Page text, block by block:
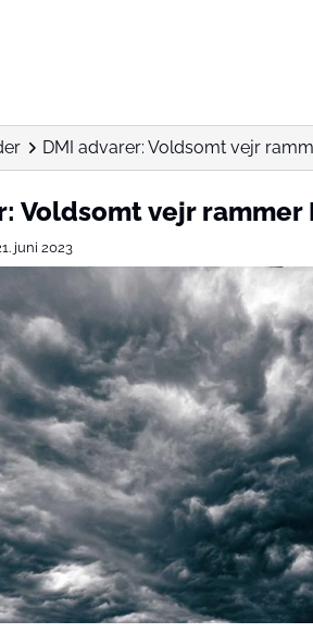
DMI advarer: Voldsomt vejr
Voldsomt vejr rammer
juni 2023